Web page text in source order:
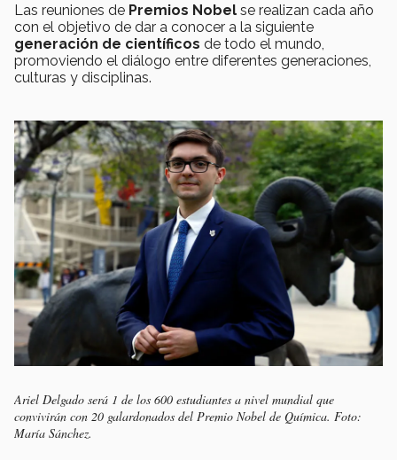
Las reuniones de Premios Nobel se realizan cada año
con el objetivo de dar a conocer a la siguiente
generación de científicos de todo el mundo,
promoviendo el diálogo entre diferentes generaciones,
culturas y disciplinas.
Ariel Delgado será 1 de los 600 estudiantes a nivel mundial que
convivirán con 20 galardonados del Premio Nobel de Química. Foto:
María Sánchez.